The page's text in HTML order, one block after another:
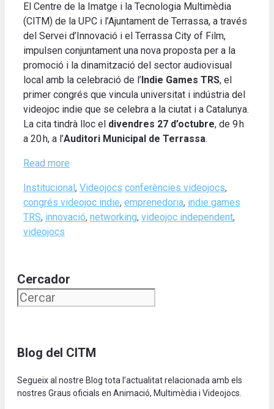
El Centre de la Imatge i la Tecnologia Multimèdia
(CITM) de la UPC i l’Ajuntament de Terrassa, a través
del Servei d’Innovació i el Terrassa City of Film,
impulsen conjuntament una nova proposta per a la
promoció i la dinamització del sector audiovisual
local amb la celebració de l’ Indie Games TRS, el
primer congrés que vincula universitat i indústria del
videojoc indie que se celebra a la ciutat i a Catalunya.
La cita tindrà lloc el divendres 27 d’octubre, de 9 h
a 20 h, a l’Auditori Municipal de Terrassa.
Read more
Categories
Institucional , Videojocs Tags
conferències videojocs,
congrés videojoc indie, emprenedoria, indie games
TRS, innovació, networking, videojoc independent,
videojocs
Cercador
Blog del CITM
Segueix al nostre Blog tota l’actualitat relacionada amb els
nostres Graus oficials en Animació, Multimèdia i Videojocs.